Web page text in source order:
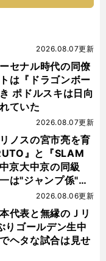
セナル時代の同僚
は『ドラゴンボー
ポドルスキは日向
ていた
2026.08.07更新
ノスの宮市亮を育
』と『SLAM
京大中京の同級
は"ジャンプ係"だ
2026.08.07更新
代表と無縁のＪリ
りゴールデン生中
ヘタな試合は見せ
2026.08.06更新